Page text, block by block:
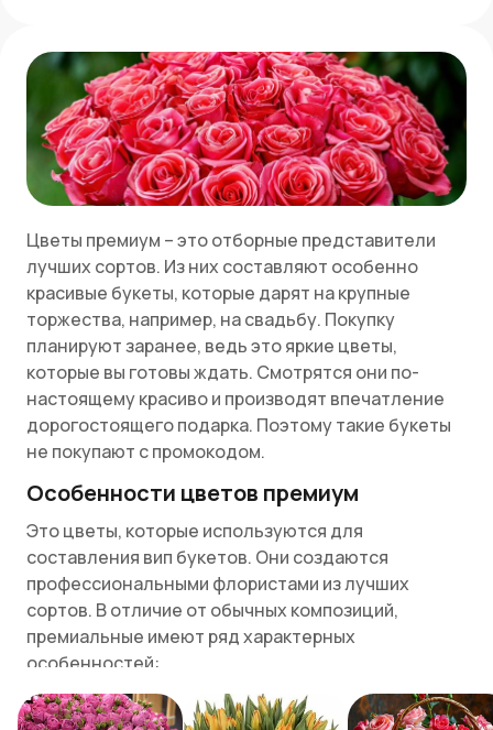
Цветы премиум – это отборные представители
лучших сортов. Из них составляют особенно
красивые букеты, которые дарят на крупные
торжества, например, на свадьбу. Покупку
планируют заранее, ведь это яркие цветы,
которые вы готовы ждать. Смотрятся они по-
настоящему красиво и производят впечатление
дорогостоящего подарка. Поэтому такие букеты
не покупают с промокодом.
Особенности цветов премиум
Это цветы, которые используются для
составления вип букетов. Они создаются
профессиональными флористами из лучших
сортов. В отличие от обычных композиций,
премиальные имеют ряд характерных
особенностей:
эффектный внешний вид;